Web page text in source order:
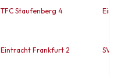
TFC Staufenberg 4
Eintracht Frankfurt 2 SV